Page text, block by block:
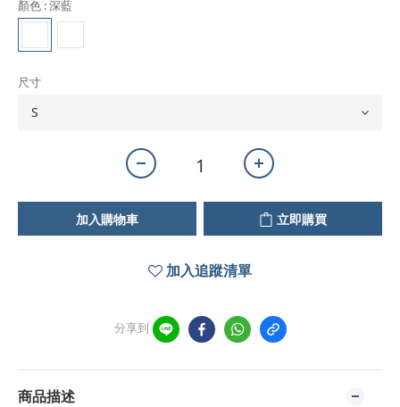
顏色 : 深藍
尺寸
加入購物車 立即購買
加入追蹤清單
分享到
商品描述